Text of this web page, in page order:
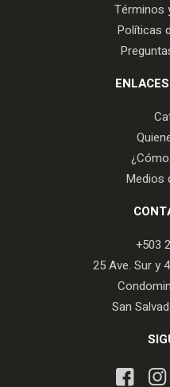
Términos
Políticas
Medios
+503
25 Ave. Sur y
San